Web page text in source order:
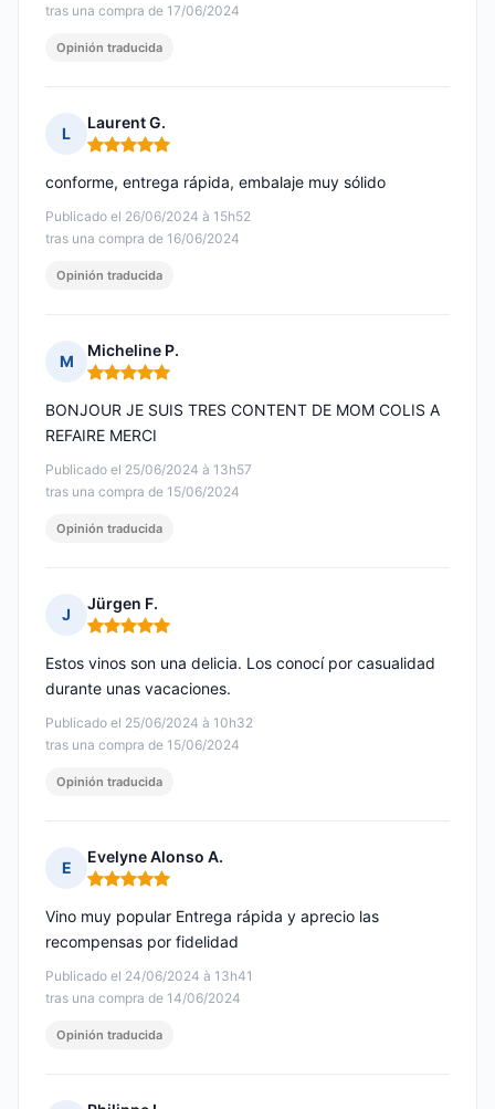
tras una compra de 17/06/2024
Opinión traducida
L
Laurent G.
Nota: 5 de 5
Publicado el 26/06/2024 à 15h52
tras una compra de 16/06/2024
conforme, entrega rápida, embalaje muy sólido
Opinión traducida
M
Micheline P.
Nota: 5 de 5
Publicado el 25/06/2024 à 13h57
tras una compra de 15/06/2024
BONJOUR JE SUIS TRES CONTENT DE MOM COLIS A
REFAIRE MERCI
Opinión traducida
J
Jürgen F.
Nota: 5 de 5
Publicado el 25/06/2024 à 10h32
tras una compra de 15/06/2024
Estos vinos son una delicia. Los conocí por casualidad
durante unas vacaciones.
Opinión traducida
E
Evelyne Alonso A.
Nota: 5 de 5
Publicado el 24/06/2024 à 13h41
tras una compra de 14/06/2024
Vino muy popular Entrega rápida y aprecio las
recompensas por fidelidad
Opinión traducida